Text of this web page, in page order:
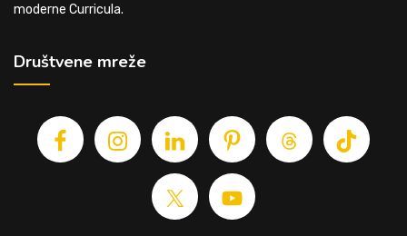
moderne Curricula.
Društvene mreže